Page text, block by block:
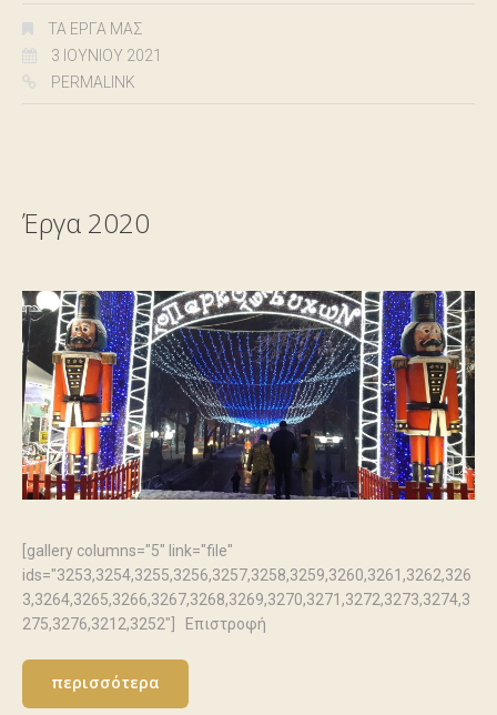
ΤΑ ΈΡΓΑ ΜΑΣ
3 ΙΟΥΝΊΟΥ 2021
PERMALINK
Έργα 2020
[gallery columns="5" link="file"
ids="3253,3254,3255,3256,3257,3258,3259,3260,3261,3262,326
3,3264,3265,3266,3267,3268,3269,3270,3271,3272,3273,3274,3
275,3276,3212,3252"] Επιστροφή
περισσότερα